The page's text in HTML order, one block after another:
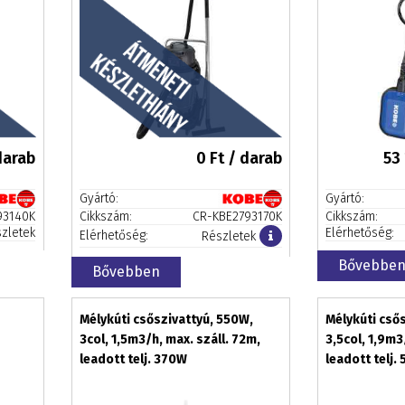
0 Ft / darab
Gyártó:
Cikkszám:
CR-KBE2793170K
Elérhetőség:
Részletek
Bővebben
53
Gyártó:
Cikkszám:
Elérhetőség:
Mélykúti csőszivattyú, 550W,
3col, 1,5m3/h, max. száll. 72m,
leadott telj. 370W
Mélykúti
3,5col,
leadott telj.